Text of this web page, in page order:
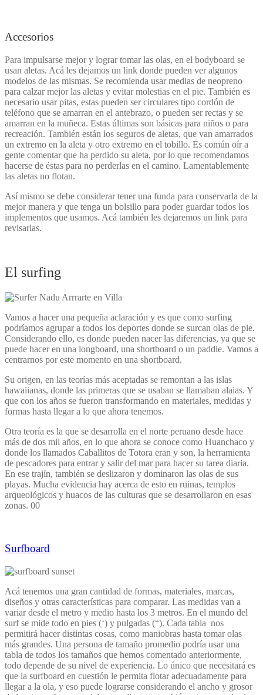
Accesorios
Para impulsarse mejor y lograr tomar las olas, en el bodyboard se
usan aletas. Acá les dejamos un link donde pueden ver algunos
modelos de las mismas. Se recomienda usar medias de neopreno
para calzar mejor las aletas y evitar molestias en el pie. También es
necesario usar pitas, estas pueden ser circulares tipo cordón de
teléfono que se amarran en el antebrazo, o pueden ser rectas y se
amarran en la muñeca. Estas últimas son básicas para niños o para
recreación. También están los seguros de aletas, que van amarrados
un extremo en la aleta y otro extremo en el tobillo. Es común oír a
gente comentar que ha perdido su aleta, por lo que recomendamos
hacerse de éstas para no perderlas en el camino. Lamentablemente
las aletas no flotan.
Así mismo se debe considerar tener una funda para conservarla de la
mejor manera y que tenga un bolsillo para poder guardar todos los
implementos que usamos. Acá también les dejaremos un link para
revisarlas.
El surfing
Vamos a hacer una pequeña aclaración y es que como surfing
podríamos agrupar a todos los deportes donde se surcan olas de pie.
Considerando ello, es donde pueden nacer las diferencias, ya que se
puede hacer en una longboard, una shortboard o un paddle. Vamos a
centrarnos por este momento en una shortboard.
Su origen, en las teorías más aceptadas se remontan a las islas
hawaiianas, donde las primeras que se usaban se llamaban alaias. Y
que con los años se fueron transformando en materiales, medidas y
formas hasta llegar a lo que ahora tenemos.
Otra teoría es la que se desarrolla en el norte peruano desde hace
más de dos mil años, en lo que ahora se conoce como Huanchaco y
donde los llamados Caballitos de Totora eran y son, la herramienta
de pescadores para entrar y salir del mar para hacer su tarea diaria.
En ese trajín, también se deslizaron y dominaron las olas de sus
playas. Mucha evidencia hay acerca de esto en ruinas, templos
arqueológicos y huacos de las culturas que se desarrollaron en esas
zonas. 00
Surfboard
Acá tenemos una gran cantidad de formas, materiales, marcas,
diseños y otras características para comparar. Las medidas van a
variar desde el metro y medio hasta los 3 metros. En el mundo del
surf se mide todo en pies (‘) y pulgadas (“). Cada tabla nos
permitirá hacer distintas cosas, como maniobras hasta tomar olas
más grandes. Una persona de tamaño promedio podría usar una
tabla de todos los tamaños que hemos comentado anteriormente,
todo depende de su nivel de experiencia. Lo único que necesitará es
que la surfboard en cuestión le permita flotar adecuadamente para
llegar a la ola, y eso puede lograrse considerando el ancho y grosor